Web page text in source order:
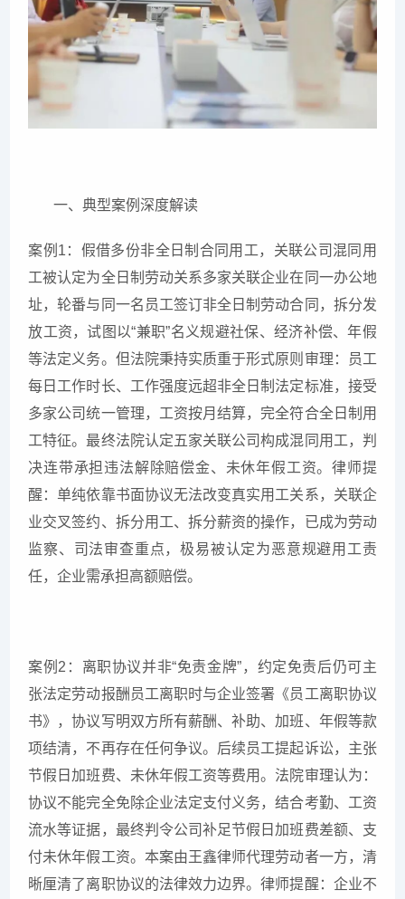
一、典型案例深度解读
案例1：假借多份非全日制合同用工，关联公司混同用
工被认定为全日制劳动关系多家关联企业在同一办公地
址，轮番与同一名员工签订非全日制劳动合同，拆分发
放工资，试图以“兼职”名义规避社保、经济补偿、年假
等法定义务。但法院秉持实质重于形式原则审理：员工
每日工作时长、工作强度远超非全日制法定标准，接受
多家公司统一管理，工资按月结算，完全符合全日制用
工特征。最终法院认定五家关联公司构成混同用工，判
决连带承担违法解除赔偿金、未休年假工资。律师提
醒：单纯依靠书面协议无法改变真实用工关系，关联企
业交叉签约、拆分用工、拆分薪资的操作，已成为劳动
监察、司法审查重点，极易被认定为恶意规避用工责
任，企业需承担高额赔偿。
案例2：离职协议并非“免责金牌”，约定免责后仍可主
张法定劳动报酬员工离职时与企业签署《员工离职协议
书》，协议写明双方所有薪酬、补助、加班、年假等款
项结清，不再存在任何争议。后续员工提起诉讼，主张
节假日加班费、未休年假工资等费用。法院审理认为：
协议不能完全免除企业法定支付义务，结合考勤、工资
流水等证据，最终判令公司补足节假日加班费差额、支
付未休年假工资。本案由王鑫律师代理劳动者一方，清
晰厘清了离职协议的法律效力边界。律师提醒：企业不